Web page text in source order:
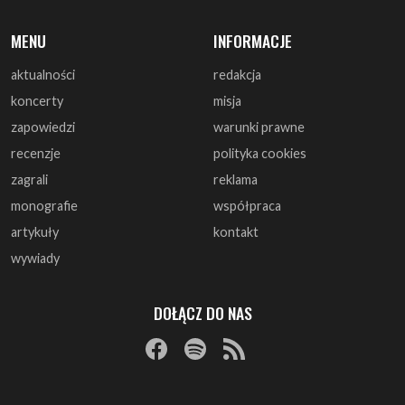
zapowiedzi
recenzje
zagrali
monografie
artykuły
wywiady
warunki prawne
polityka cookies
reklama
współpraca
kontakt
DOŁĄCZ DO NAS
© 1997 - 2025 ArtRock.pl - Wszelkie prawa zastrzeżone.